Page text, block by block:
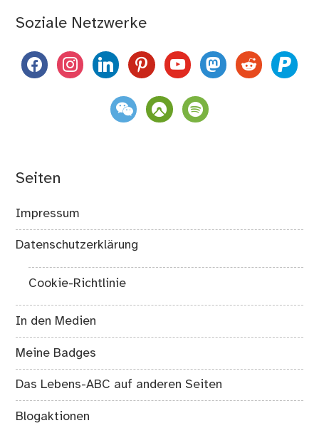
Soziale Netzwerke
facebookinstagramlinkedinpinterestyoutubemastodon
reddit paypal
weixin komootspotify
Seiten
Impressum
Datenschutzerklärung
Cookie-Richtlinie
In den Medien
Meine Badges
Das Lebens-ABC auf anderen Seiten
Blogaktionen